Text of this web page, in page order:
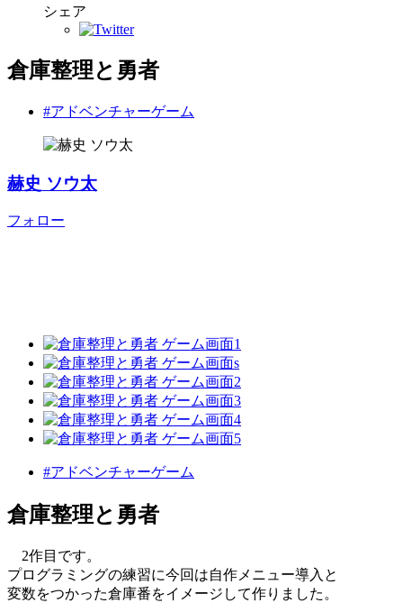
シェア
倉庫整理と勇者
#アドベンチャーゲーム
赫史 ソウ太
フォロー
#アドベンチャーゲーム
倉庫整理と勇者
2作目です。
プログラミングの練習に今回は自作メニュー導入と
変数をつかった倉庫番をイメージして作りました。